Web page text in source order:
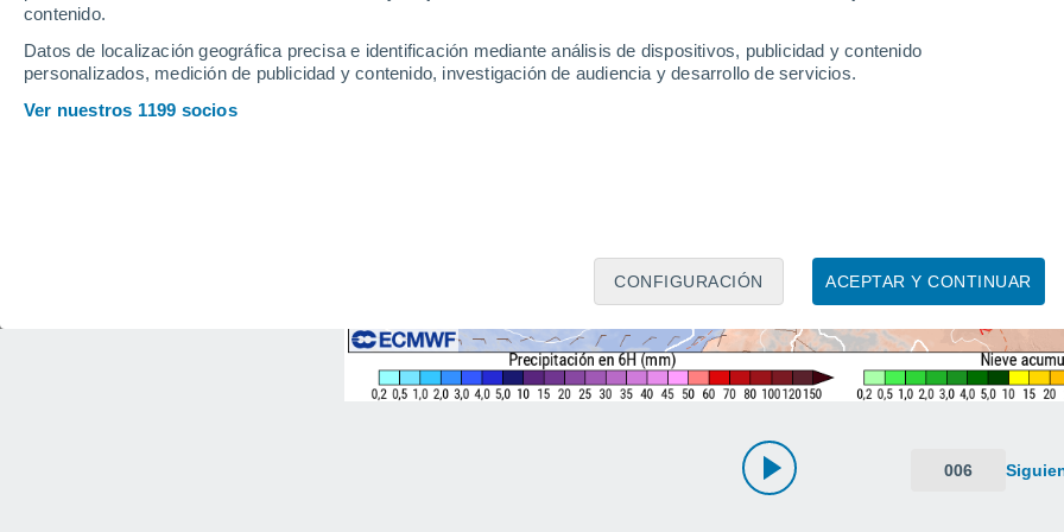
contenido.
Datos de localización geográfica precisa e identificación mediante análisis de dispositivos, publicidad y contenido
personalizados, medición de publicidad y contenido, investigación de audiencia y desarrollo de servicios.
Ver nuestros 1199 socios
ACEPTAR Y CONTINUAR
CONFIGURACIÓN
006